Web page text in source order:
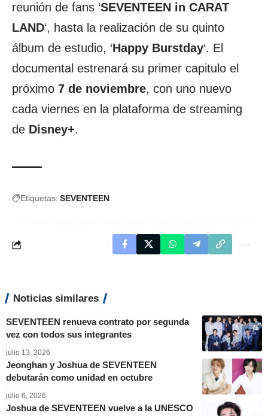
reunión de fans ‘SEVENTEEN in CARAT
LAND‘, hasta la realización de su quinto
álbum de estudio, ‘Happy Burstday‘. El
documental estrenará su primer capitulo el
próximo 7 de noviembre, con uno nuevo
cada viernes en la plataforma de streaming
de Disney+.
Etiquetas: SEVENTEEN
Noticias similares
SEVENTEEN renueva contrato por segunda
vez con todos sus integrantes
julio 13, 2026
Jeonghan y Joshua de SEVENTEEN
debutarán como unidad en octubre
julio 6, 2026
Joshua de SEVENTEEN vuelve a la UNESCO